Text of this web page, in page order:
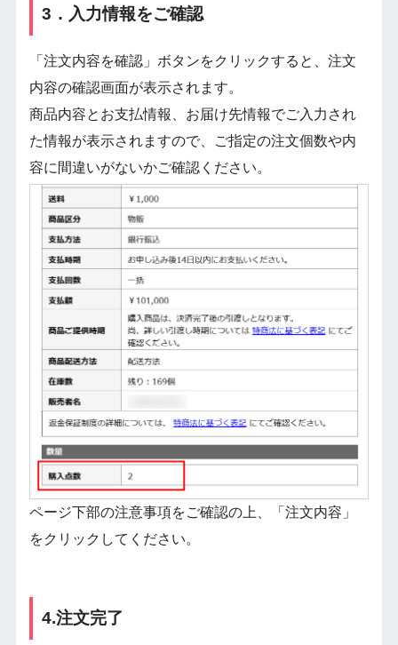
3．入力情報をご確認
「注文内容を確認」ボタンをクリックすると、注文
内容の確認画面が表示されます。
商品内容とお支払情報、お届け先情報でご入力され
た情報が表示されますので、ご指定の注文個数や内
容に間違いがないかご確認ください。
ページ下部の注意事項をご確認の上、「注文内容」
をクリックしてください。
4.注文完了